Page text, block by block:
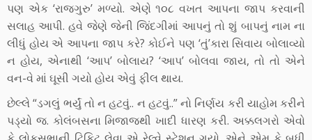
પણ એક ‘રાજગુરુ’ મળ્યો. એણે ૧૦૮ વખત આપના જાપ કરવાની
સલાહ આપી. હવે જેણે જેની જિંદગીમાં આપનું તો શું બાપનું નામ ના
લીધું હોય એ આપના જાપ કરે? કોઈને પણ ‘તું’કારા સિવાય બોલાવ્યો
ન હોય, એનાથી ‘આપ’ બોલાય? ‘આપ’ બોલવા જાય, તો તો એને
વન-વે માં ઘૂસી ગયો હોય એવું ફીલ થાય.
છેલ્લે “ડગલું ભર્યું તો ન હટવું.. ન હટવું..” નો નિર્ણય કરી યાહોમ કરીને
પડ્યો જ. કોલંબસના મિજાજથી ખાદી ધારણ કરી. અક્કલગરો એવો